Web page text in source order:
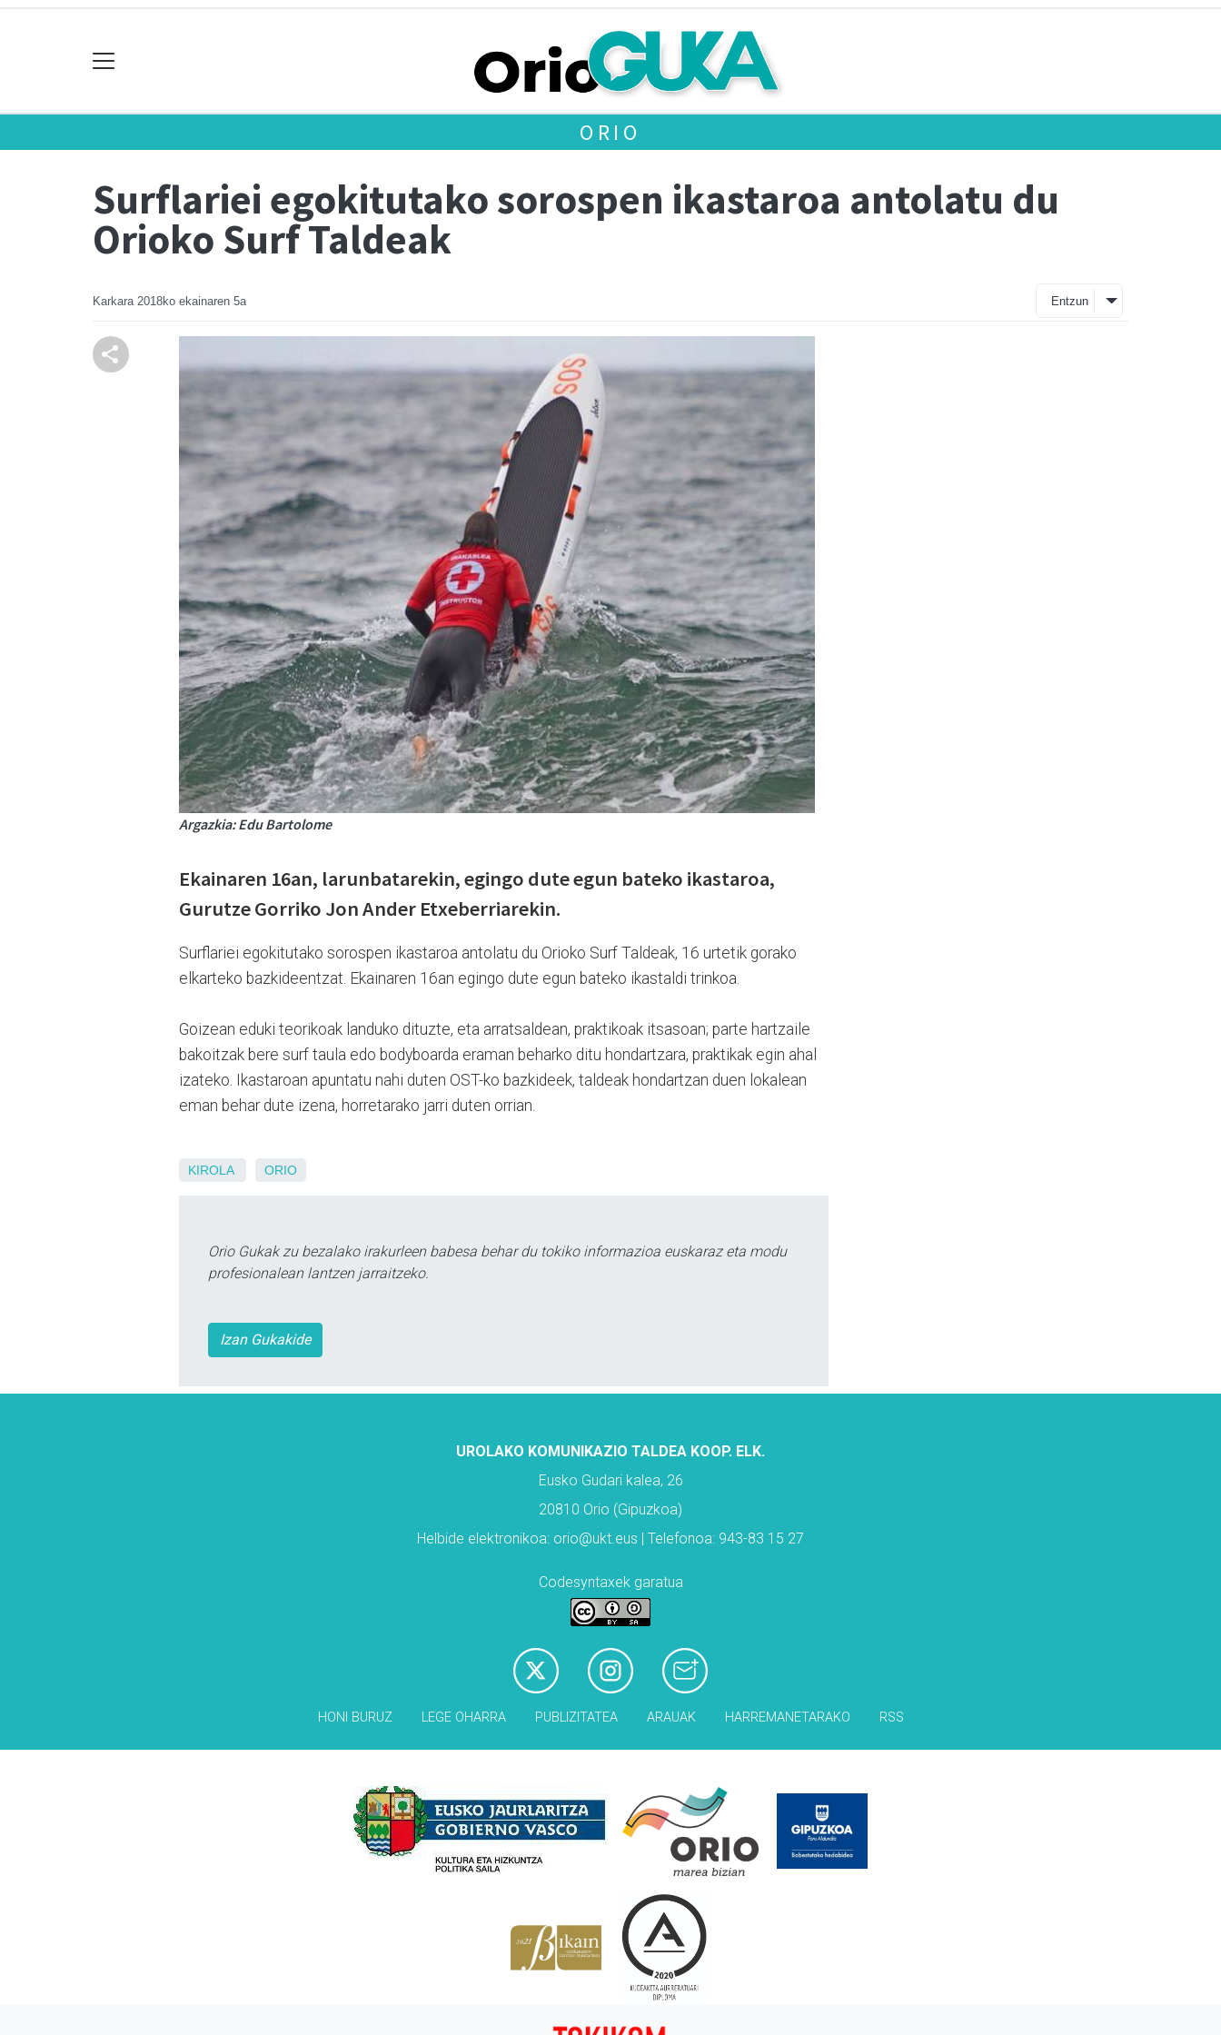
ORIO
Surflariei egokitutako sorospen ikastaroa antolatu du
Orioko Surf Taldeak
Karkara 2018ko ekainaren 5a Entzun
Argazkia: Edu Bartolome
Ekainaren 16an, larunbatarekin, egingo dute egun bateko ikastaroa,
Gurutze Gorriko Jon Ander Etxeberriarekin.
Surflariei egokitutako sorospen ikastaroa antolatu du Orioko Surf Taldeak, 16 urtetik gorako
elkarteko bazkideentzat. Ekainaren 16an egingo dute egun bateko ikastaldi trinkoa.
Goizean eduki teorikoak landuko dituzte, eta arratsaldean, praktikoak itsasoan; parte hartzaile
bakoitzak bere surf taula edo bodyboarda eraman beharko ditu hondartzara, praktikak egin ahal
izateko. Ikastaroan apuntatu nahi duten OST-ko bazkideek, taldeak hondartzan duen lokalean
eman behar dute izena, horretarako jarri duten orrian.
KIROLA ORIO
Orio Gukak zu bezalako irakurleen babesa behar du tokiko informazioa euskaraz eta modu
profesionalean lantzen jarraitzeko.
Izan Gukakide
UROLAKO KOMUNIKAZIO TALDEA KOOP. ELK.
Eusko Gudari kalea, 26
20810 Orio (Gipuzkoa)
Helbide elektronikoa: orio@ukt.eus | Telefonoa: 943-83 15 27
Codesyntaxek garatua
HONI BURUZ LEGE OHARRA PUBLIZITATEA ARAUAK HARREMANETARAKO RSS